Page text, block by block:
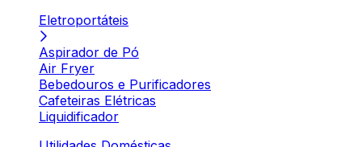
Eletroportáteis
Aspirador de Pó
Air Fryer
Bebedouros e Purificadores
Cafeteiras Elétricas
Liquidificador